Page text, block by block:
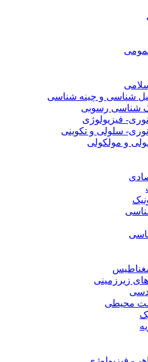
شناسی و چینه شناسی
شناسی رسوبی
فیزیولوژی
سلولی و تکوینی
و مولکولی
زیرزمینی
محیطی